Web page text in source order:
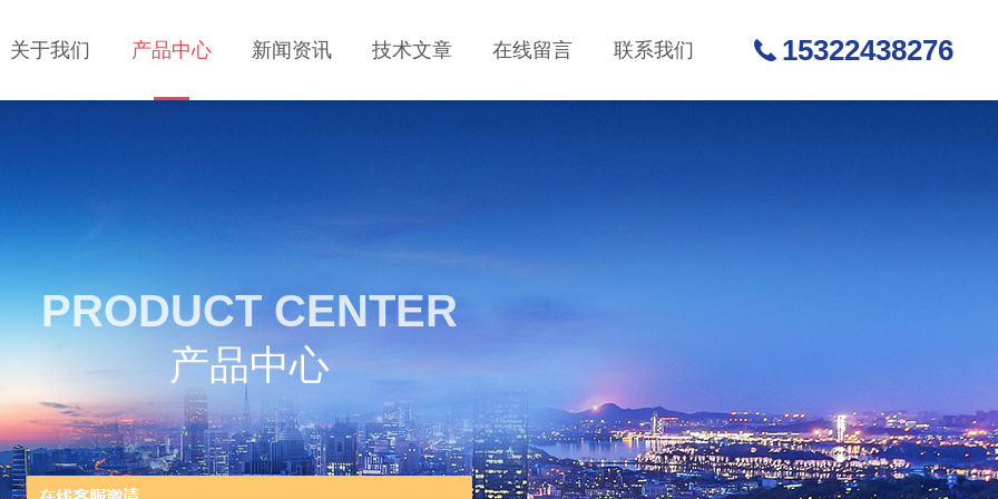
关于我们 产品中心 新闻资讯 技术文章 在线留言 联系我们 15322438276
PRODUCT CENTER
产品中心